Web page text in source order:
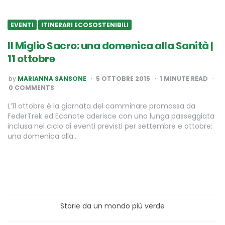
EVENTI ITINERARI ECOSOSTENIBILI
Il Miglio Sacro: una domenica alla Sanità |
11 ottobre
POSTED
BY
by MARIANNA SANSONE 5 OTTOBRE 2015 1 MINUTE READ
0 COMMENTS
L’11 ottobre è la giornata del camminare promossa da
FederTrek ed Econote aderisce con una lunga passeggiata
inclusa nel ciclo di eventi previsti per settembre e ottobre:
una domenica alla…
Storie da un mondo più verde